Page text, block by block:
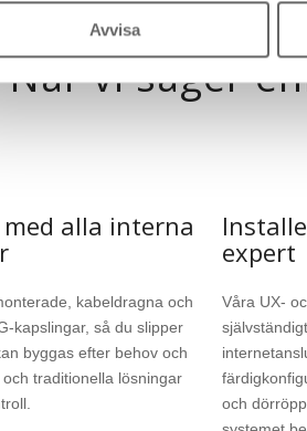
Avvisa
När vi säger
alla interna
kabeldragna och
kapslingar, så du slipper
byggas efter behov och
traditionella lösningar
expert
Våra UX-
och